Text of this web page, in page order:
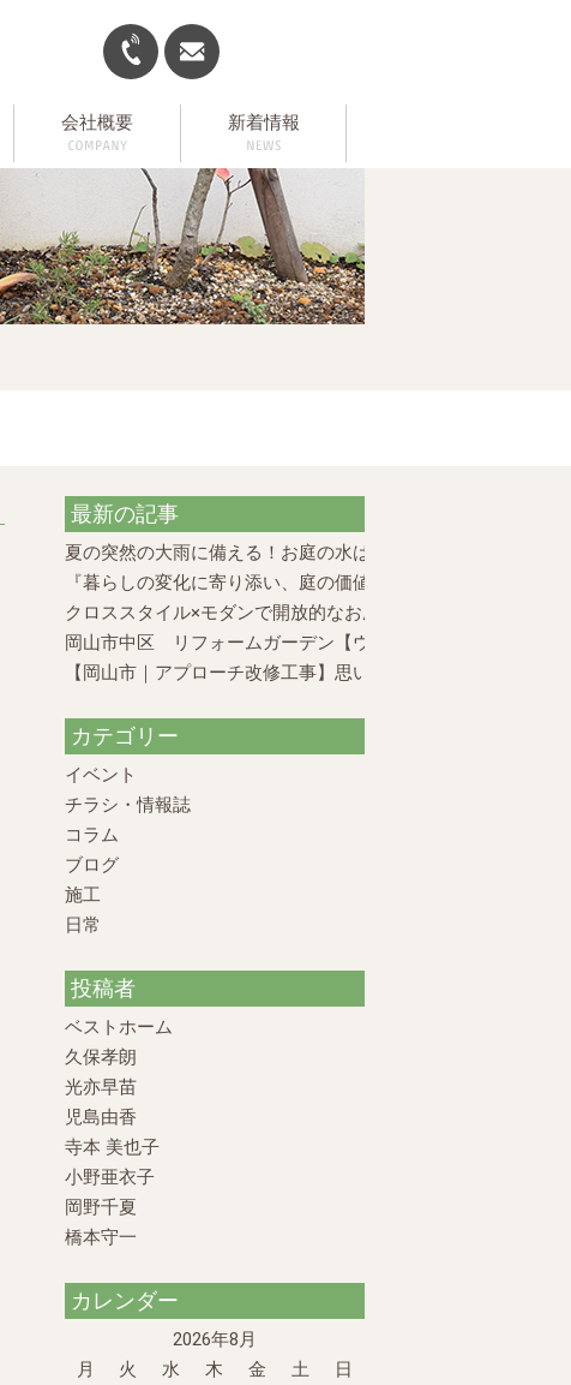
会社概要 新着情報
最新の記事
夏の突然の大雨に備える！お庭の水はけ対策と外構のポイント
『暮らしの変化に寄り添い、庭の価値を再構築したリフォ
クロススタイル×モダンで開放的なお庭
岡山市中区 リフォームガーデン【ウッドデッキの活かし方】
【岡山市｜アプローチ改修工事】思い出のお庭を、元の姿に
カテゴリー
イベント
チラシ・情報誌
コラム
ブログ
施工
日常
投稿者
ベストホーム
久保孝朗
光亦早苗
児島由香
寺本 美也子
小野亜衣子
岡野千夏
橋本守一
カレンダー
2026年8月
月
火 水 木 金 土
日